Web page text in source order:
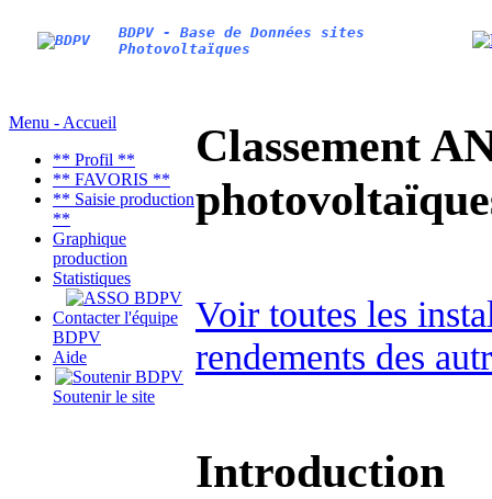
BDPV - Base de Données sites
Photovoltaïques
Menu - Accueil
** Profil **
** FAVORIS **
** Saisie production
**
Graphique
production
Statistiques
Contacter l'équipe
BDPV
Aide
Soutenir le site
Classement
Voir toutes les
rendements des
Introduction